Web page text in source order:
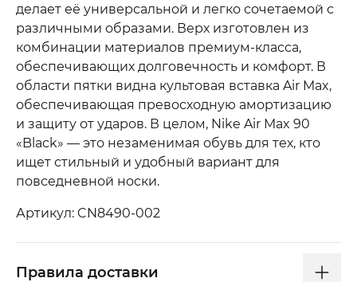
делает её универсальной и легко сочетаемой с
различными образами. Верх изготовлен из
комбинации материалов премиум-класса,
обеспечивающих долговечность и комфорт. В
области пятки видна культовая вставка Air Max,
обеспечивающая превосходную амортизацию
и защиту от ударов. В целом, Nike Air Max 90
«Black» — это незаменимая обувь для тех, кто
ищет стильный и удобный вариант для
повседневной носки.
Артикул: CN8490-002
Правила доставки